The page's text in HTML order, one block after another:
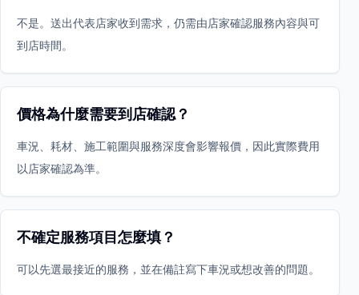
不是。送出代表店家收到需求，仍需由店家確認服務內容與可
到店時間。
價格為什麼需要到店確認？
車況、耗材、施工範圍與服務深度會影響報價，因此實際費用
以店家確認為準。
不確定服務項目怎麼填？
可以先選最接近的服務，並在備註寫下車況或想改善的問題。